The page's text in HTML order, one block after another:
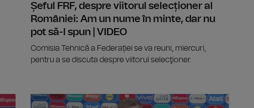
Șeful FRF, despre viitorul selecționer al
României: Am un nume în minte, dar nu
pot să-l spun | VIDEO
Comisia Tehnică a Federației se va reuni, miercuri,
pentru a se discuta despre viitorul selecţioner.
Edward Iordănescu renunță la naționala de fotbal